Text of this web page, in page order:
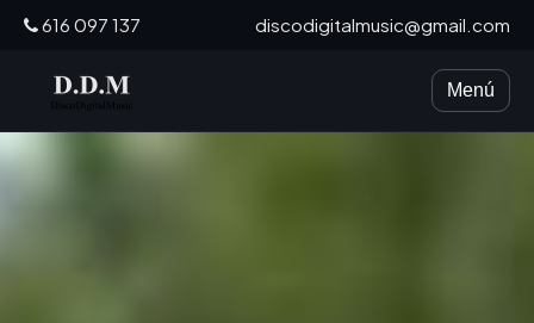
616 097 137 discodigitalmusic@gmail.com
Menú